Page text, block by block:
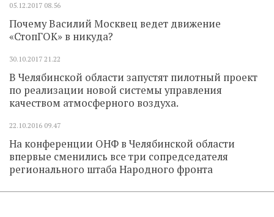
05.12.2017 08.56
Почему Василий Москвец ведет движение
«СтопГОК» в никуда?
30.10.2017 21.22
В Челябинской области запустят пилотный проект
по реализации новой системы управления
качеством атмосферного воздуха.
22.10.2016 09.47
На конференции ОНФ в Челябинской области
впервые сменились все три сопредседателя
регионального штаба Народного фронта